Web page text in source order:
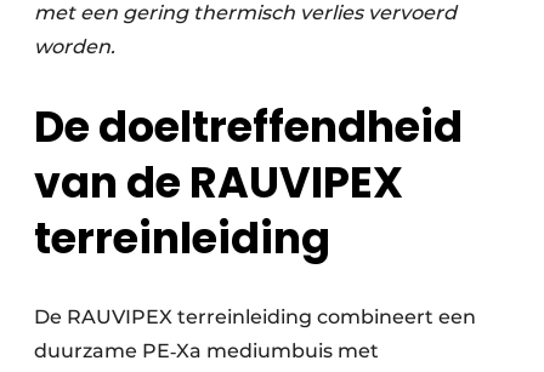
met een gering thermisch verlies vervoerd
worden.
De doeltreffendheid
van de RAUVIPEX
terreinleiding
De RAUVIPEX terreinleiding combineert een
duurzame PE‑Xa mediumbuis met